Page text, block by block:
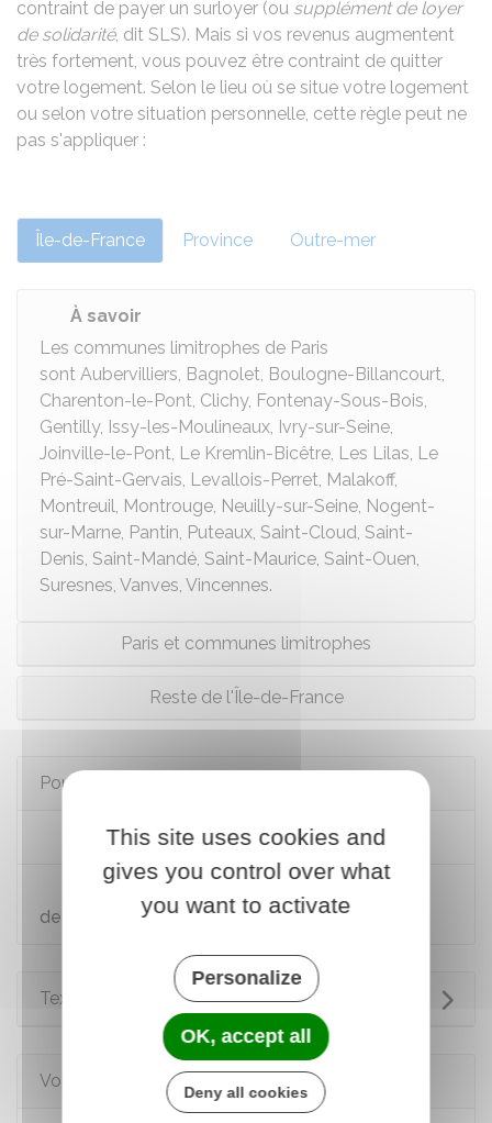
contraint de payer un surloyer (ou supplément de loyer
de solidarité, dit SLS). Mais si vos revenus augmentent
très fortement, vous pouvez être contraint de quitter
votre logement. Selon le lieu où se situe votre logement
ou selon votre situation personnelle, cette règle peut ne
pas s'appliquer :
Île-de-France Province Outre-mer
À savoir
Les communes limitrophes de Paris
sont Aubervilliers, Bagnolet, Boulogne-Billancourt,
Charenton-le-Pont, Clichy, Fontenay-Sous-Bois,
Gentilly, Issy-les-Moulineaux, Ivry-sur-Seine,
Joinville-le-Pont, Le Kremlin-Bicêtre, Les Lilas, Le
Pré-Saint-Gervais, Levallois-Perret, Malakoff,
Montreuil, Montrouge, Neuilly-sur-Seine, Nogent-
sur-Marne, Pantin, Puteaux, Saint-Cloud, Saint-
Denis, Saint-Mandé, Saint-Maurice, Saint-Ouen,
Suresnes, Vanves, Vincennes.
Paris et communes limitrophes
Reste de l'Île-de-France
Pour en savoir plus
Quartiers prioritaires (QP)
Votre adresse est-elle un quartier prioritaire
de la politique de la ville ?
Textes de référence
Voir aussi
This site uses cookies and
gives you control over what
you want to activate
Personalize
OK, accept all
Deny all cookies